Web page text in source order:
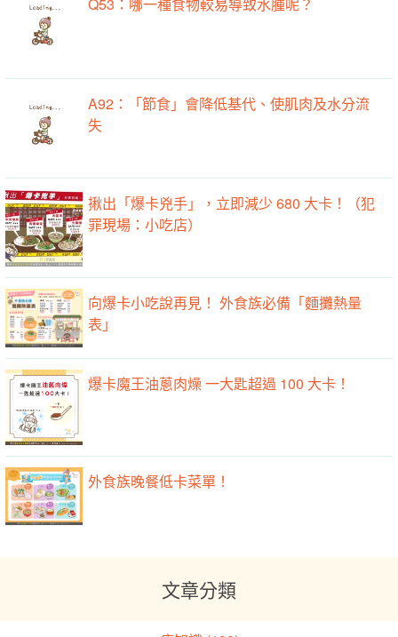
A92：「節食」會降低基代、使肌肉及水分流
失
揪出「爆卡兇手」，立即減少 680 大卡！（犯
罪現場：小吃店）
向爆卡小吃說再見！ 外食族必備「麵攤熱量
表」
爆卡魔王油蔥肉燥 一大匙超過 100 大卡！
外食族晚餐低卡菜單！
文章分類